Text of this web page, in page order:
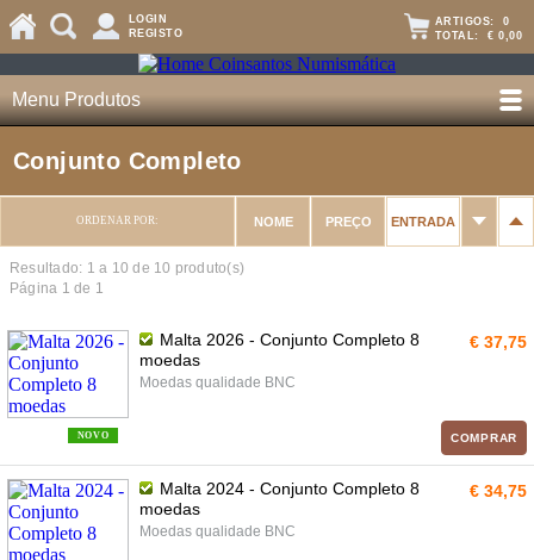
LOGIN
REGISTO
ARTIGOS: 0
TOTAL: € 0,00
Menu Produtos
Conjunto Completo
ORDENAR POR: NOME PREÇO ENTRADA
Resultado: 1 a 10 de 10 produto(s)
Página 1 de 1
NOVO
Malta 2026 - Conjunto Completo 8
moedas
Moedas qualidade BNC
€ 37,75
COMPRAR
Malta 2024 - Conjunto Completo 8
moedas
Moedas qualidade BNC
€ 34,75